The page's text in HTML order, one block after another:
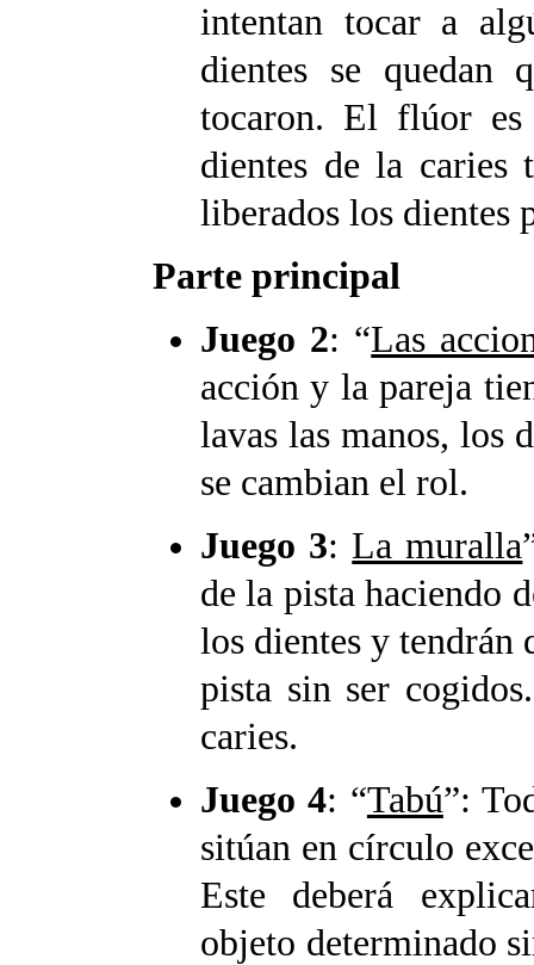
intentan tocar a
dientes se quedan
tocaron. El flúor
dientes de la caries
liberados los dientes
Parte principal
Juego 2: “Las
acción y la pareja
lavas las manos, los
se cambian el rol.
Juego 3: La muralla
de la pista haciendo
los dientes y tendrán
pista sin ser
caries.
Juego 4: “Tabú”:
sitúan en círculo
Este deberá
objeto determinado